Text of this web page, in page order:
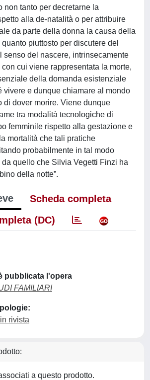
non tanto per decretarne la
alla de-natalità o per attribuire
da parte della donna la causa della
piuttosto per discutere del
senso del nascere, intrinsecamente
con cui viene rappresentata la morte,
della domanda esistenziale
vivere e dunque chiamare al mondo
di dover morire. Viene dunque
tra modalità tecnologiche di
femminile rispetto alla gestazione e
mortalità che tali pratiche
probabilmente in tal modo
da quello che Silvia Vegetti Finzi ha
della notte”.
Scheda completa
(DC)
pubblicata l'opera
FAMILIARI
rivista
a questo prodotto.